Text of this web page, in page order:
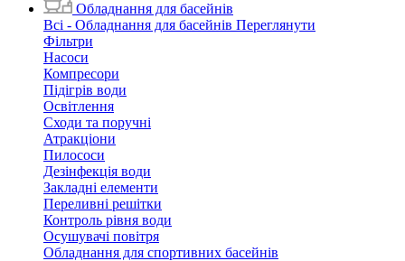
Обладнання для басейнів
Всі - Обладнання для басейнів Переглянути
Фільтри
Насоси
Компресори
Підігрів води
Освітлення
Сходи та поручні
Атракціони
Пилососи
Дезінфекція води
Закладні елементи
Переливні решітки
Контроль рівня води
Осушувачі повітря
Обладнання для спортивних басейнів